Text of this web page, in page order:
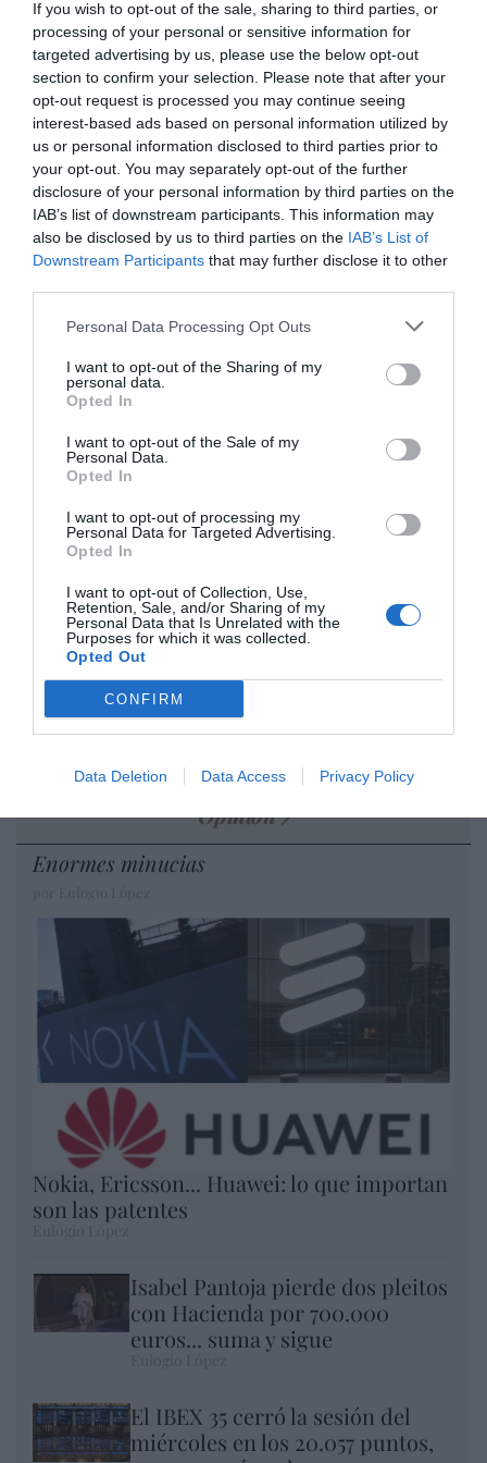
If you wish to opt-out of the sale, sharing to third parties, or
processing of your personal or sensitive information for
targeted advertising by us, please use the below opt-out
section to confirm your selection. Please note that after your
opt-out request is processed you may continue seeing
interest-based ads based on personal information utilized by
us or personal information disclosed to third parties prior to
your opt-out. You may separately opt-out of the further
disclosure of your personal information by third parties on the
IAB’s list of downstream participants. This information may
also be disclosed by us to third parties on the IAB’s List of
Downstream Participants that may further disclose it to other
Personal Data Processing Opt Outs
I want to opt-out of the Sharing of my
personal data.
Opted In
I want to opt-out of the Sale of my
Personal Data.
Opted In
I want to opt-out of processing my
Personal Data for Targeted Advertising.
Opted In
I want to opt-out of Collection, Use,
Retention, Sale, and/or Sharing of my
Personal Data that Is Unrelated with the
Purposes for which it was collected.
Opted Out
CONFIRM
Data Deletion Data Access Privacy Policy
Europea
Eulogio López
ECONOMÍA
Seamos más responsables: no siempre el
banco tiene la culpa
Eulogio López 08/08/26 06:00
INTERNACIONAL
La bomba de Hiroshima no perseguía a
Occidente, la de Nagasaki sí: era la ciudad
católica del Japón
Marcelo Gullo: “El trabajo de desmitificar la
historia, de poner la verdadera, de
desmontar la falsificación, es un trabajo
cristiano"
Artículos anteriores
DIARIO DE LA CORRUPCIÓN SANCHISTA
Diario de la corrupción sanchista. Hazte
Oír se manifiesta delante de La Mareta:
“Pedro Sánchez es un criminal”
por Redacción
Opinión
Enormes minucias
Nokia, Ericsson... Huawei: lo que importan
son las patentes
Isabel Pantoja pierde dos pleitos
con Hacienda por 700.000
euros... suma y sigue
El IBEX 35 cerró la sesión del
miércoles en los 20.057 puntos,